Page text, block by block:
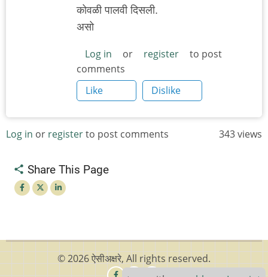
कोवळी पालवी दिसली.
असो
Log in or register
to post
comments
Like
Dislike
Log in or registerto post comments 343 views
Share This Page
© 2026 ऐसीअक्षरे, All rights reserved.